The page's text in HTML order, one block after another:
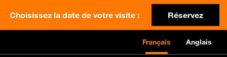
Choisissez la date de votre visite : Réservez
Français Anglais